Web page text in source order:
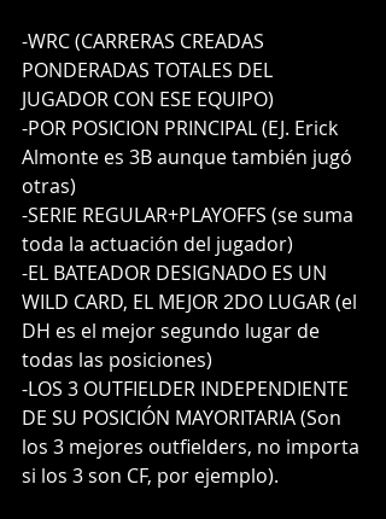
-WRC (CARRERAS CREADAS
PONDERADAS TOTALES DEL
JUGADOR CON ESE EQUIPO)
-POR POSICION PRINCIPAL (EJ. Erick
Almonte es 3B aunque también jugó
otras)
-SERIE REGULAR+PLAYOFFS (se suma
toda la actuación del jugador)
-EL BATEADOR DESIGNADO ES UN
WILD CARD, EL MEJOR 2DO LUGAR (el
DH es el mejor segundo lugar de
todas las posiciones)
-LOS 3 OUTFIELDER INDEPENDIENTE
DE SU POSICIÓN MAYORITARIA (Son
los 3 mejores outfielders, no importa
si los 3 son CF, por ejemplo).